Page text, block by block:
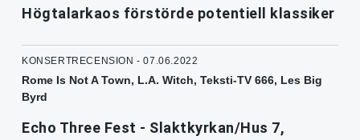
Högtalarkaos förstörde potentiell klassiker
KONSERTRECENSION - 07.06.2022
Rome Is Not A Town, L.A. Witch, Teksti-TV 666, Les Big
Byrd
Echo Three Fest - Slaktkyrkan/Hus 7,